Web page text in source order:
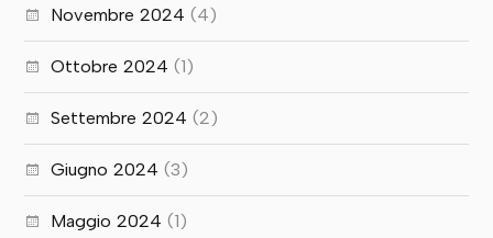
Novembre 2024 (4)
Ottobre 2024 (1)
Settembre 2024 (2)
Giugno 2024 (3)
Maggio 2024 (1)